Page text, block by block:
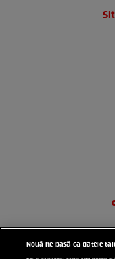
Nouă ne pasă ca datele